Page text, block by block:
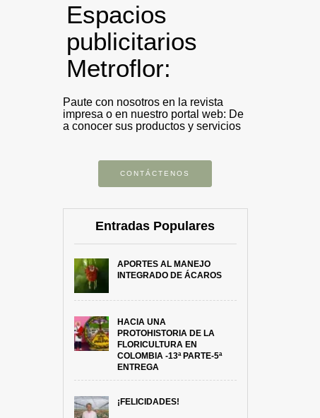
Espacios
publicitarios
Metroflor:
Paute con nosotros en la revista
impresa o en nuestro portal web: De
a conocer sus productos y servicios
CONTÁCTENOS
Entradas Populares
APORTES AL MANEJO
INTEGRADO DE ÁCAROS
HACIA UNA
PROTOHISTORIA DE LA
FLORICULTURA EN
COLOMBIA -13ª PARTE-5ª
ENTREGA
¡FELICIDADES!